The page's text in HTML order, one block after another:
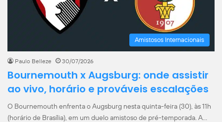
Amistosos Internacionais
Paulo Belleze 30/07/2026
Bournemouth x Augsburg: onde assistir
ao vivo, horário e prováveis escalações
O Bournemouth enfrenta o Augsburg nesta quinta-feira (30), às 11h
(horário de Brasília), em um duelo amistoso de pré-temporada. A…